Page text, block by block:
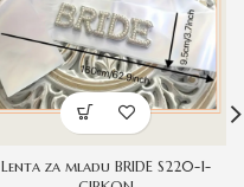
Lenta za mladu BRIDE S220-1-